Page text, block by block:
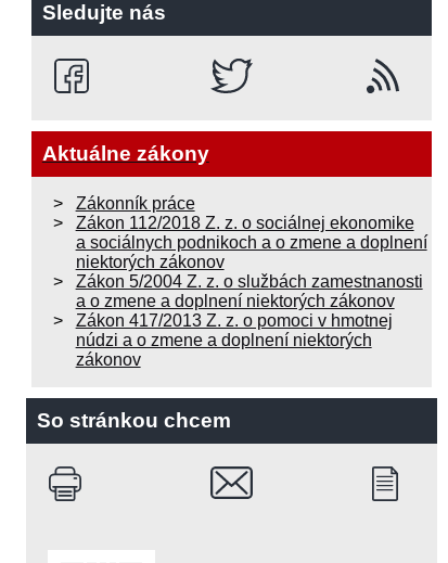
Sledujte nás
Aktuálne zákony
Zákonník práce
Zákon 112/2018 Z. z. o sociálnej ekonomike
a sociálnych podnikoch a o zmene a doplnení
niektorých zákonov
Zákon 5/2004 Z. z. o službách zamestnanosti
a o zmene a doplnení niektorých zákonov
Zákon 417/2013 Z. z. o pomoci v hmotnej
núdzi a o zmene a doplnení niektorých
zákonov
So stránkou chcem